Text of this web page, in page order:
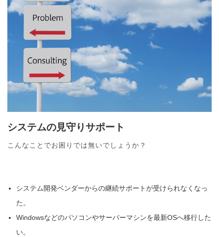
システムの見守りサポート
こんなことでお困りでは無いでしょうか？
システム開発ベンダーからの継続サポートが受けられなくなっ
た。
Windowsなどのパソコンやサーバーマシンを最新OSへ移行した
い。